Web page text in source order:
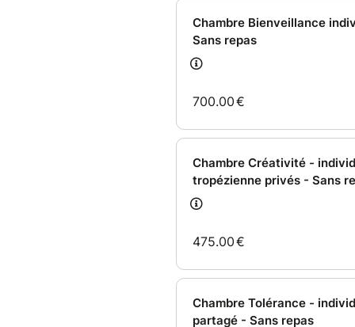
Puis un jour, quelque chose
J’ai compris que l’on ne
même.
Aujourd’hui, j’accompagne
J’ai créé cette retraite
propre chemin : un lieu
enfin respirer, déposer les
L’Appel de Lilith n’est pas
C’est une invitation à cesser
Ton feu.